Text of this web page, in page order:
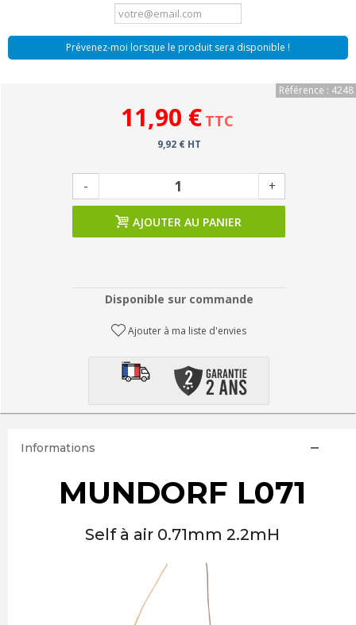
Prévenez-moi lorsque le produit sera disponible !
Référence : 4248
11,90 € TTC
9,92 € HT
- +
AJOUTER AU PANIER
Disponible sur commande
Ajouter à ma liste d'envies
Informations
MUNDORF L071
Self à air 0.71mm 2.2mH